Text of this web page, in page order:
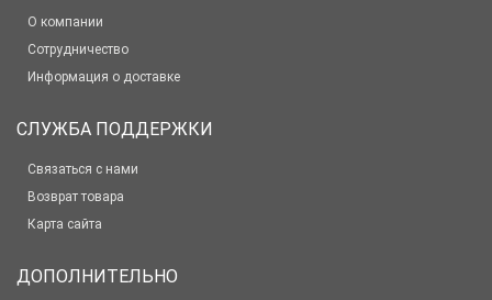
О компании
Сотрудничество
Информация о доставке
СЛУЖБА ПОДДЕРЖКИ
Связаться с нами
Возврат товара
Карта сайта
ДОПОЛНИТЕЛЬНО